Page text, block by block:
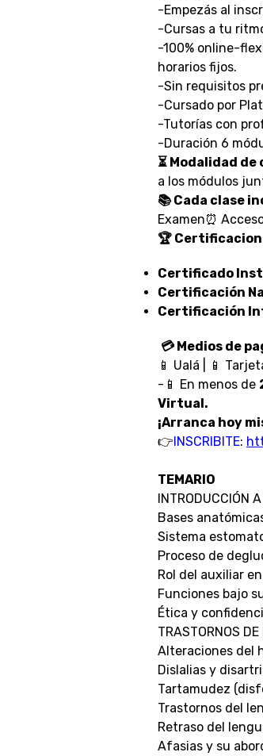
-Empezás al
-Cursas a tu
-100% online-
horarios fijos.
-Sin requisitos
-Cursado por
-Tutorías con
-Duración 6
⏳ Modalidad
a los módulos
📚 Cada clase
Examen⏰
🏆
Certificado
Certificación
Certificación
💳 Medios de
📱 Ualá | 📱
-📱 En menos de
Virtual.
¡Arranca hoy
👉INSCRIBITE:
TEMARIO
INTRODUCCIÓN
Bases
Sistema
Proceso de
Rol del auxiliar
Funciones bajo
Ética y
TRASTORNOS
Alteraciones del
Dislalias y
Tartamudez
Trastornos del
Retraso del
Afasias y su